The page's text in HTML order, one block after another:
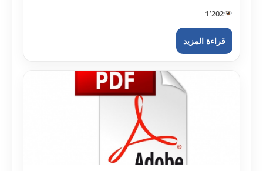
1٬202
قراءة المزيد